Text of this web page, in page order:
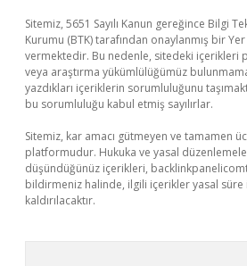
Sitemiz, 5651 Sayılı Kanun gereğince Bilgi
Kurumu (BTK) tarafından onaylanmış bir
vermektedir. Bu nedenle, sitedeki içerikleri
veya araştırma yükümlülüğümüz
yazdıkları içeriklerin sorumluluğunu
bu sorumluluğu kabul etmiş sayılırlar.
Sitemiz, kar amacı gütmeyen ve tamamen
platformudur. Hukuka ve yasal
düşündüğünüz içerikleri,
bildirmeniz halinde, ilgili içerikler yasal
kaldırılacaktır.